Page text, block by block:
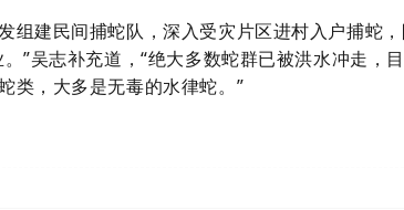
组建民间捕蛇队，深入受灾片区进村入户捕蛇
”吴志补充道，“绝大多数蛇群已被洪水冲走，
类，大多是无毒的水律蛇。”